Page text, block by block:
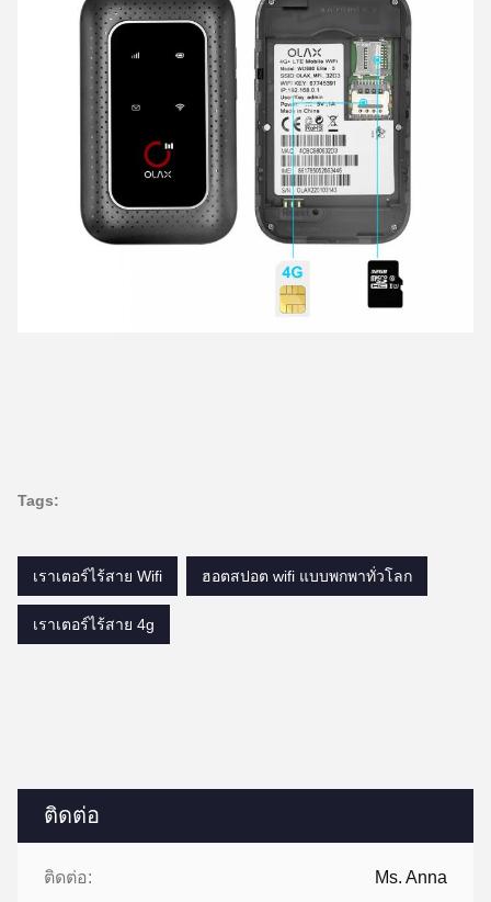
ติดต่อ
ติดต่อ: Ms. Anna
Tags:
เราเตอร์ไร้สาย Wifi ฮอตสปอต wifi แบบพกพาทั่วโลก
เราเตอร์ไร้สาย 4g